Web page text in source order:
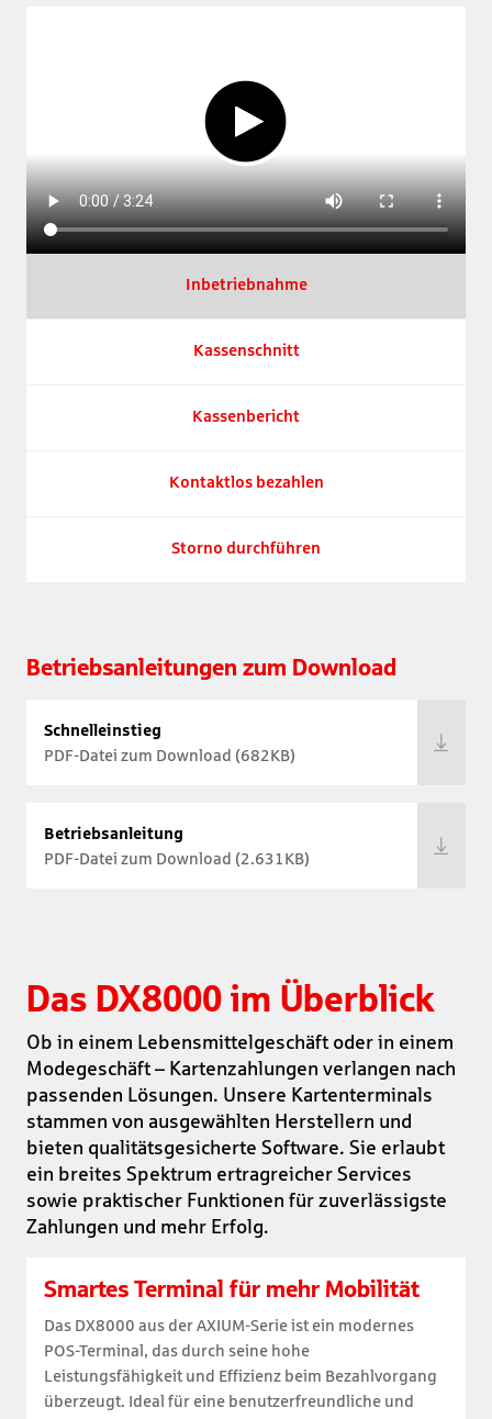
Inbetriebnahme
Kassenschnitt
Kassenbericht
Kontaktlos bezahlen
Storno durchführen
Betriebsanleitungen zum Download
Schnelleinstieg
PDF-Datei zum Download (682KB)
Betriebsanleitung
PDF-Datei zum Download (2.631KB)
Das DX8000 im Überblick
Ob in einem Lebensmittelgeschäft oder in einem
Modegeschäft – Kartenzahlungen verlangen nach
passenden Lösungen. Unsere Kartenterminals
stammen von ausgewählten Herstellern und
bieten qualitätsgesicherte Software. Sie erlaubt
ein breites Spektrum ertragreicher Services
sowie praktischer Funktionen für zuverlässigste
Zahlungen und mehr Erfolg.
Smartes Terminal für mehr Mobilität
Das DX8000 aus der AXIUM-Serie ist ein modernes
POS-Terminal, das durch seine hohe
Leistungsfähigkeit und Effizienz beim Bezahlvorgang
überzeugt. Ideal für eine benutzerfreundliche und